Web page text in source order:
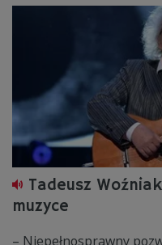
Tadeusz
muzyce
– Niepełnosprawny